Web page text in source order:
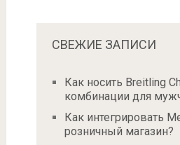
СВЕЖИЕ ЗАПИСИ
Как носить Breitling
комбинации для
Как интегрировать
розничный магазин?